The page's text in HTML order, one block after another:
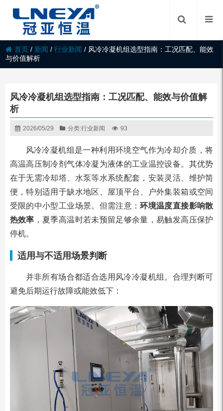
首页 / 新闻 /行业新闻 / 风冷冷凝机组选型指南：工况匹配、能效
与价值解析
风冷冷凝机组选型指南：工况匹配、能效与价值解
析
2026/05/29 分类:行业新闻 93
风冷冷凝机组是一种利用环境空气作为冷却介质，将
高温高压制冷剂气体冷凝为液体的工业温控设备。其优势
在于无需冷却塔、水泵等水系统配套，安装灵活、维护简
便，特别适用于缺水地区、屋顶平台、户外集装箱或空间
受限的中小型工业场景。但需注意：环境温度直接影响散
热效率 ，夏季高温时若未预留足够余量，易触发高压保护
停机。
适用与不适用场景判断
并非所有场合都适合选用风冷冷凝机组。合理判断可
避免后期运行故障或能效低下：